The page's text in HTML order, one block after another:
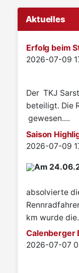
Aktuelles
Erfolg beim
Details
2026-07-09
Der TKJ
beteiligt. Die
gewesen....
Saison
Details
2026-07-09
Am
absolvierte
km wurde
Calenberger
Details
2026-07-07